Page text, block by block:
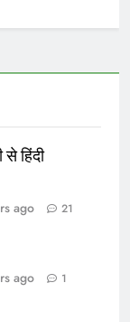
से हिंदी
ago 21
ago 1